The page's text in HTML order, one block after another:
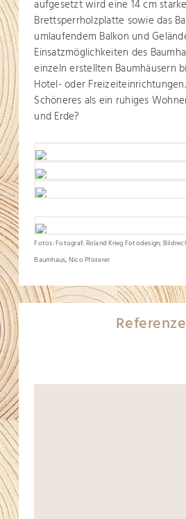
aufgesetzt wird eine 14 cm starke
Brettsperrholzplatte sowie das
umlaufendem Balkon und
Einsatzmöglichkeiten des
einzeln erstellten Baumhäusern
Hotel- oder
Schöneres als ein ruhiges
und Erde?
Fotos: Fotograf: Roland Krieg Fotodesign;
Baumhaus, Nico Pfisterer